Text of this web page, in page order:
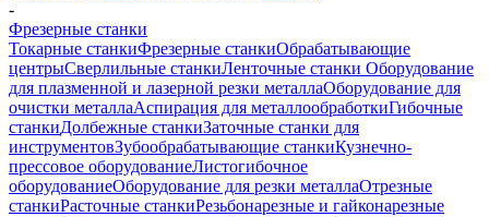
-
Фрезерные станки
Токарные станкиФрезерные станкиОбрабатывающие
центрыСверлильные станкиЛенточные станки Оборудование
для плазменной и лазерной резки металлаОборудование для
очистки металлаАспирация для металлообработкиГибочные
станкиДолбежные станкиЗаточные станки для
инструментовЗубообрабатывающие станкиКузнечно-
прессовое оборудованиеЛистогибочное
оборудованиеОборудование для резки металлаОтрезные
станкиРасточные станкиРезьбонарезные и гайконарезные